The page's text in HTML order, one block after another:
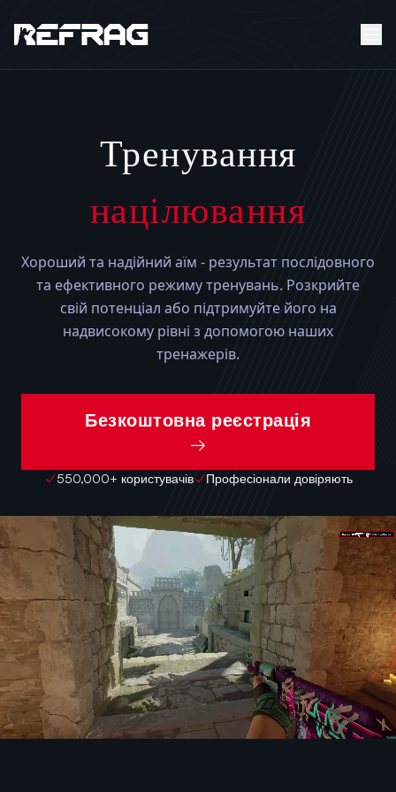
Тренування
націлювання
Хороший та надійний аїм - результат послідовного
та ефективного режиму тренувань. Розкрийте
свій потенціал або підтримуйте його на
надвисокому рівні з допомогою наших
тренажерів.
Безкоштовна реєстрація
→
550,000+ користувачів Професіонали довіряють